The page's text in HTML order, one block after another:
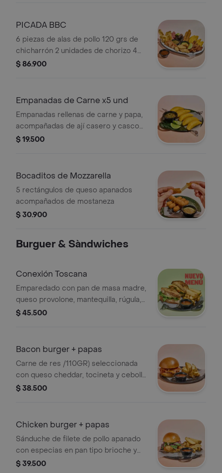
PICADA BBC
6 piezas de alas de pollo 120 grs de
chicharrón 2 unidades de chorizo 4
morcillas 4 empanadas 6 dedos de
BBQ Porter, ají casero y guacamole.
$ 86.900
Empanadas de Carne x5 und
Empanadas rellenas de carne y papa,
acompañadas de ají casero y cascos
de limón
$ 19.500
Bocaditos de Mozzarella
5 rectángulos de queso apanados
acompañados de mostaneza
$ 30.900
Burguer & Sàndwiches
Conexión Toscana
Emparedado con pan de masa madre,
queso provolone, mantequilla, rúgula,
pesto y tomate confitado.
$ 45.500
Bacon burger + papas
Carne de res /110GR) seleccionada
con queso cheddar, tocineta y cebolla
caramelizada. Acompañada con
$ 38.500
Chicken burger + papas
Sánduche de filete de pollo apanado
con especias en pan tipo brioche y
ensalada coleslaw. Acompañada de
$ 39.500